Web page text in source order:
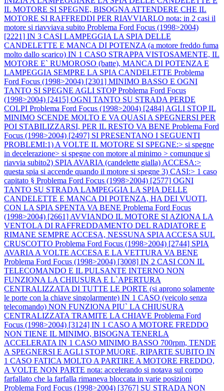
IL MOTORE SI SPEGNE, BISOGNA ATTENDERE CHE IL
MOTORE SI RAFFREDDI PER RIAVVIARLO nota: in 2 casi il
motore si riavviava subito Problema Ford Focus (1998>2004)
[2221] IN 3 CASI LAMPEGGIA LA SPIA DELLE
CANDELETTE E MANCA DI POTENZA (a motore freddo fuma
molto dallo scarico) IN 1 CASO STRAPPA VISTOSAMENTE, IL
MOTORE E` RUMOROSO (batte), MANCA DI POTENZA E
LAMPEGGIA SEMPRE LA SPIA CANDELETTE Problema
Ford Focus (1998>2004) [2301] MINIMO BASSO E OGNI
TANTO SI SPEGNE AGLI STOPProblema Ford Focus
(1998>2004) [2415] OGNI TANTO SU STRADA PERDE
COLPI Problema Ford Focus (1998>2004) [2484] AGLI STOP IL
MINIMO SCENDE MOLTO E VA QUASI A SPEGNERSI PER
POI STABILIZZARSI, PER IL RESTO VA BENE Problema Ford
Focus (1998>2004) [2497] SI PRESENTANO I SEGUENTI
PROBLEMI:1) A VOLTE IL MOTORE SI SPEGNE:> si spegne
in decelerazione> si spegne con motore al minimo > comunque si
riavvia subito2) SPIA AVARIA (candelette gialla) ACCESA:>
questa spia si accende quando il motore si spegne 3) CASI:> 1 caso
capitato § Problema Ford Focus (1998>2004) [2577] OGNI
TANTO SU STRADA LAMPEGGIA LA SPIA DELLE
CANDELETTE E MANCA DI POTENZA, HA DEI VUOTI,
CON LA SPIA SPENTA VA BENE Problema Ford Focus
(1998>2004) [2661] AVVIANDO IL MOTORE SI AZIONA LA
VENTOLA DI RAFFREDDAMENTO DEL RADIATORE E
RIMANE SEMPRE ACCESA, NESSUNA SPIA ACCESA SUL
CRUSCOTTO Problema Ford Focus (1998>2004) [2744] SPIA
AVARIA A VOLTE ACCESA E LA VETTURA VA BENE
Problema Ford Focus (1998>2004) [3008] IN 2 CASI CON IL
TELECOMANDO E IL PULSANTE INTERNO NON
FUNZIONA LA CHIUSURA E L`APERTURA
CENTRALIZZATA DI TUTTE LE PORTE (si aprono solamente
le porte con la chiave singolarmente) IN 1 CASO (veicolo senza
telecomando) NON FUNZIONA PIU` LA CHIUSURA
CENTRALIZZATA TRAMITE LA CHIAVE Problema Ford
Focus (1998>2004) [3124] IN 1 CASO A MOTORE FREDDO
NON TIENE IL MINIMO, BISOGNA TENERLA
ACCELERATA IN 1 CASO MINIMO BASSO 700rpm, TENDE
A SPEGNERSI E AGLI STOP MUORE, RIPARTE SUBITO IN
1 CASO FATICA MOLTO A PARTIRE A MOTORE FREDDO,
A VOLTE NON PARTE nota: accelerando si notava sul corpo
farfallato che la farfalla rimaneva bloccata in varie posizioni
Problema Ford Focus (1998>2004) [3767] SU STRADA NON